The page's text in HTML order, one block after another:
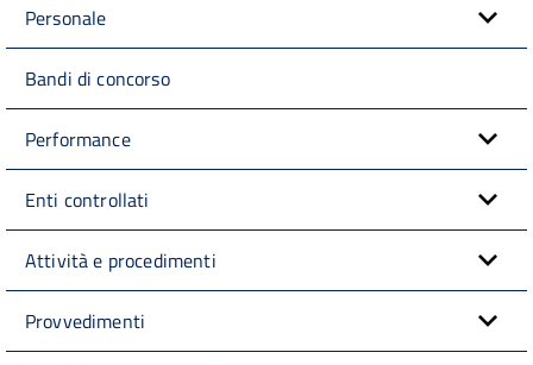
Personale
Bandi di concorso
Performance
Enti controllati
Attività e procedimenti
Provvedimenti